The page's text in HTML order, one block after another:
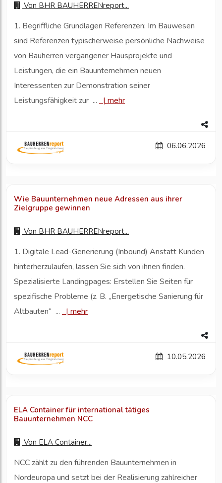
Von BHR BAUHERRENreport...
1. Begriffliche Grundlagen Referenzen: Im Bauwesen
sind Referenzen typischerweise persönliche Nachweise
von Bauherren vergangener Hausprojekte und
Leistungen, die ein Bauunternehmen neuen
Interessenten zur Demonstration seiner
Leistungsfähigkeit zur ...
| mehr
06.06.2026
Wie Bauunternehmen neue Adressen aus ihrer
Zielgruppe gewinnen
Von BHR BAUHERRENreport...
1. Digitale Lead-Generierung (Inbound) Anstatt Kunden
hinterherzulaufen, lassen Sie sich von ihnen finden.
Spezialisierte Landingpages: Erstellen Sie Seiten für
spezifische Probleme (z. B. „Energetische Sanierung für
Altbauten“ ...
| mehr
10.05.2026
ELA Container für international tätiges
Bauunternehmen NCC
Von ELA Container...
NCC zählt zu den führenden Bauunternehmen in
Nordeuropa und setzt bei der Realisierung zahlreicher